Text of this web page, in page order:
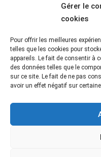
Gérer le
cookies
Pour offrir les meilleures
telles que les cookies pour
appareils. Le fait de consentir à
des données telles que le
sur ce site. Le fait de ne pas
avoir un effet négatif sur
Fédération Régionale des
Pays de la Loire
L’Office français de la
www.ofb.gouv.fr
Préfecture de la Vendée
www.vendee.gouv.fr